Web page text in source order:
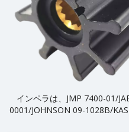
インペラは、JMP 7400-01/
0001/JOHNSON 09-1028B/